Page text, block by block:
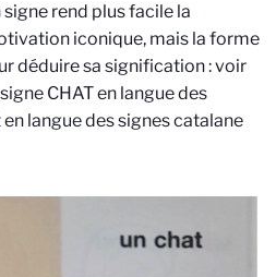
signe rend plus facile la
iconique, mais la forme
déduire sa signification : voir
CHAT en langue des
langue des signes catalane